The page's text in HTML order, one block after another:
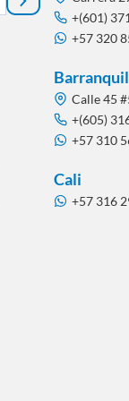
+(601)
+57 320
Calle 45
+(605)
+57 310
Cali
+57 316